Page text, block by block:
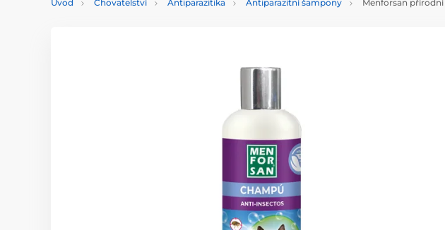
Úvod Chovatelství Antiparazitika Antiparazitní šampony Menforsan